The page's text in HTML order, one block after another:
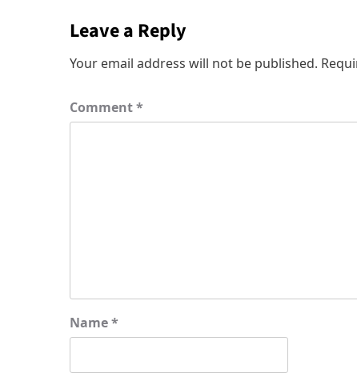
Leave a Reply
Your email address will not be published.
Comment*
Name*